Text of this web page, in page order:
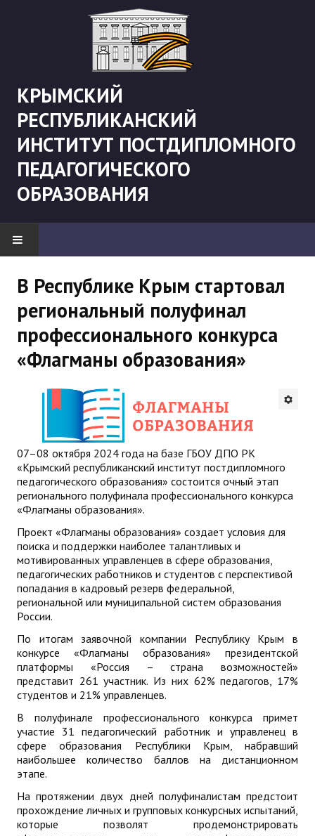
КРЫМСКИЙ
РЕСПУБЛИКАНСКИЙ
ИНСТИТУТ ПОСТДИПЛОМНОГО
ПЕДАГОГИЧЕСКОГО
ОБРАЗОВАНИЯ
"Боевая" русистика
Будни института
АНОНСЫ
Противодействие коррупции
В ПОМОЩЬ УЧИТЕЛЮ
Организация УВП
ГИА
Карта ГИА РК
Советуем прочитать
Готовимся к новому учебному году 2026-2027
ДПО
Профессиональная переподготовка
КОНТАКТЫ
В Республике Крым стартовал
региональный полуфинал
профессионального конкурса
«Флагманы образования»
07–08 октября 2024 года на базе ГБОУ ДПО РК
«Крымский республиканский институт постдипломного
педагогического образования» состоится очный этап
регионального полуфинала профессионального конкурса
«Флагманы образования».
Проект «Флагманы образования» создает условия для
поиска и поддержки наиболее талантливых и
мотивированных управленцев в сфере образования,
педагогических работников и студентов с перспективой
попадания в кадровый резерв федеральной,
региональной или муниципальной систем образования
России.
По итогам заявочной компании Республику Крым в
конкурсе «Флагманы образования» президентской
платформы «Россия – страна возможностей»
представит 261 участник. Из них 62% педагогов, 17%
студентов и 21% управленцев.
В полуфинале профессионального конкурса примет
участие 31 педагогический работник и управленец в
сфере образования Республики Крым, набравший
наибольшее количество баллов на дистанционном
этапе.
На протяжении двух дней полуфиналистам предстоит
прохождение личных и групповых конкурсных испытаний,
которые позволят продемонстрировать